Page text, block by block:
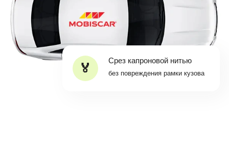
Срез капроновой нитью
без повреждения рамки кузова